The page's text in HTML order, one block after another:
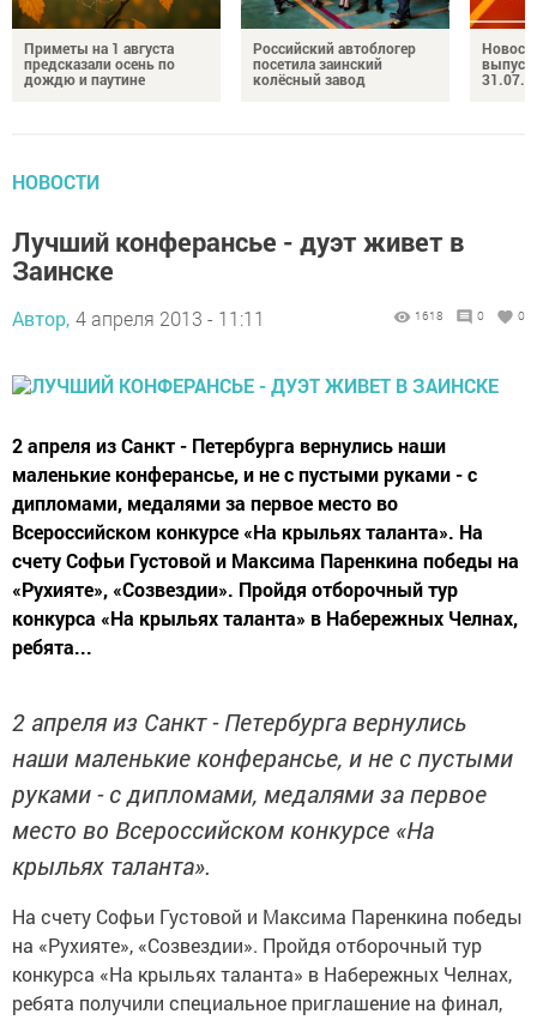
Приметы на 1 августа
предсказали осень по
дождю и паутине
Российский автоблогер
посетила заинский
колёсный завод
НОВОСТИ
Лучший конферансье - дуэт живет в
Заинске
Автор, 4 апреля 2013 - 11:11 1618 0 0
2 апреля из Санкт - Петербурга вернулись наши
маленькие конферансье, и не с пустыми руками - с
дипломами, медалями за первое место во
Всероссийском конкурсе «На крыльях таланта». На
счету Софьи Густовой и Максима Паренкина победы на
«Рухияте», «Созвездии». Пройдя отборочный тур
конкурса «На крыльях таланта» в Набережных Челнах,
ребята...
2 апреля из Санкт - Петербурга вернулись
наши маленькие конферансье, и не с пустыми
руками - с дипломами, медалями за первое
место во Всероссийском конкурсе «На
крыльях таланта».
На счету Софьи Густовой и Максима Паренкина победы
на «Рухияте», «Созвездии». Пройдя отборочный тур
конкурса «На крыльях таланта» в Набережных Челнах,
ребята получили специальное приглашение на финал,